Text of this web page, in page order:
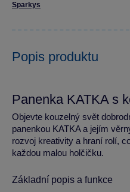
Sparkys
Popis produktu
Panenka KATKA s
Objevte kouzelný svět
panenkou KATKA a jejím
rozvoj kreativity a hraní rolí,
každou malou holčičku.
Základní popis a funkce